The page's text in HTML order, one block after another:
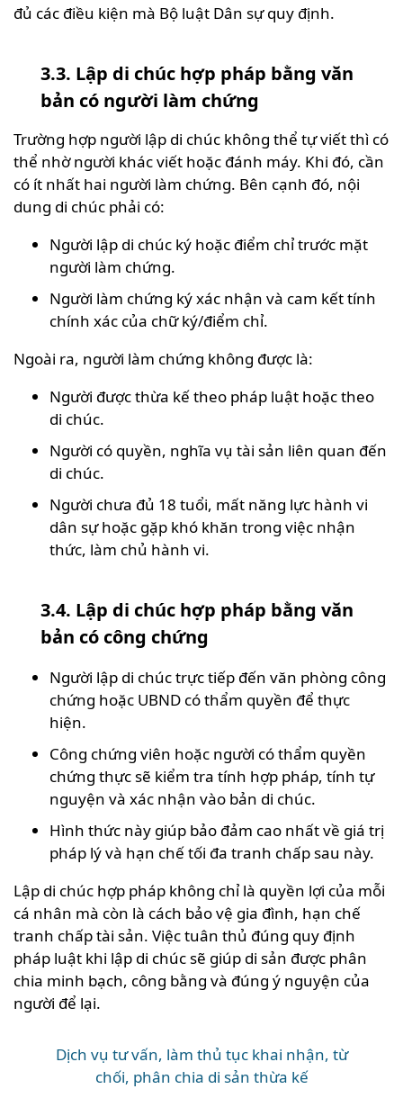
đủ các điều kiện mà Bộ luật Dân sự quy định.
3.3. Lập di chúc hợp pháp bằng văn
bản có người làm chứng
Trường hợp người lập di chúc không thể tự viết thì có
thể nhờ người khác viết hoặc đánh máy. Khi đó, cần
có ít nhất hai người làm chứng. Bên cạnh đó, nội
dung di chúc phải có:
Người lập di chúc ký hoặc điểm chỉ trước mặt
người làm chứng.
Người làm chứng ký xác nhận và cam kết tính
chính xác của chữ ký/điểm chỉ.
Ngoài ra, người làm chứng không được là:
Người được thừa kế theo pháp luật hoặc theo
di chúc.
Người có quyền, nghĩa vụ tài sản liên quan đến
di chúc.
Người chưa đủ 18 tuổi, mất năng lực hành vi
dân sự hoặc gặp khó khăn trong việc nhận
thức, làm chủ hành vi.
3.4. Lập di chúc hợp pháp bằng văn
bản có công chứng
Người lập di chúc trực tiếp đến văn phòng công
chứng hoặc UBND có thẩm quyền để thực
hiện.
Công chứng viên hoặc người có thẩm quyền
chứng thực sẽ kiểm tra tính hợp pháp, tính tự
nguyện và xác nhận vào bản di chúc.
Hình thức này giúp bảo đảm cao nhất về giá trị
pháp lý và hạn chế tối đa tranh chấp sau này.
Lập di chúc hợp pháp không chỉ là quyền lợi của mỗi
cá nhân mà còn là cách bảo vệ gia đình, hạn chế
tranh chấp tài sản. Việc tuân thủ đúng quy định
pháp luật khi lập di chúc sẽ giúp di sản được phân
chia minh bạch, công bằng và đúng ý nguyện của
người để lại.
Dịch vụ tư vấn, làm thủ tục khai nhận, từ
chối, phân chia di sản thừa kế